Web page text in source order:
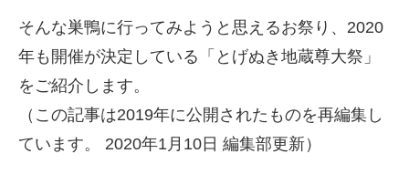
そんな巣鴨に行ってみようと思えるお祭り、2020
年も開催が決定している「とげぬき地蔵尊大祭」
をご紹介します。
（この記事は2019年に公開されたものを再編集し
ています。 2020年1月10日 編集部更新）